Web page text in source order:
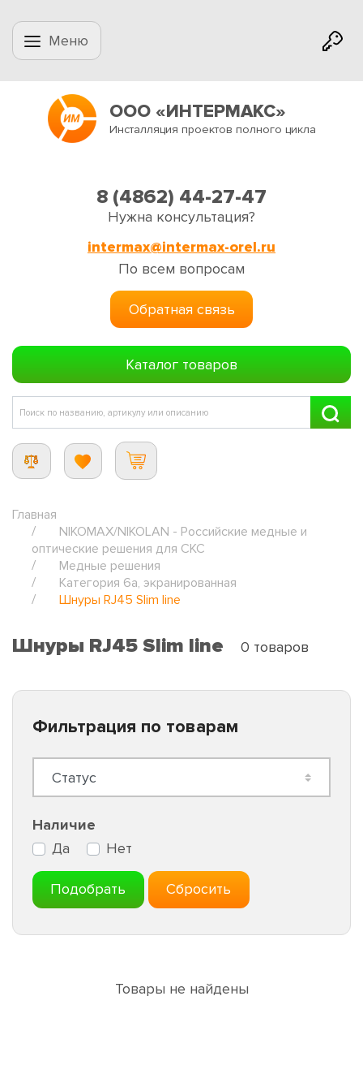
Меню
ООО «ИНТЕРМАКС»
Инсталляция проектов полного цикла
8 (4862) 44-27-47
Нужна консультация?
intermax@intermax-orel.ru
По всем вопросам
Обратная связь
Каталог товаров
Главная
NIKOMAX/NIKOLAN - Российские медные и
оптические решения для СКС
Медные решения
Категория 6а, экранированная
Шнуры RJ45 Slim line
Шнуры RJ45 Slim line 0 товаров
Товары не найдены
Фильтрация по товарам
Наличие
Да
Нет
Подобрать Сбросить